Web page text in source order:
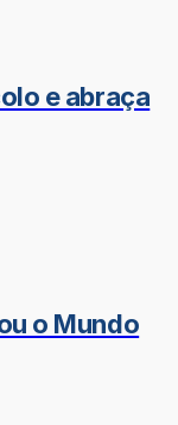
e abraça
o Mundo